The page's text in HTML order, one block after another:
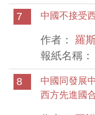
7 中國不接受
作者： 羅
報紙名稱：
8
中國同發展
西方先進國